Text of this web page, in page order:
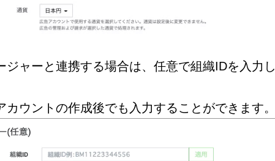
ャーと連携する場合は、任意で組織IDを入力し
ウントの作成後でも入力することができます。